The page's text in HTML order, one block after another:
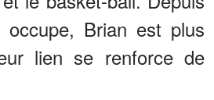
Brian est plus
lien se renforce de